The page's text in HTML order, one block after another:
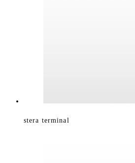
stera terminal